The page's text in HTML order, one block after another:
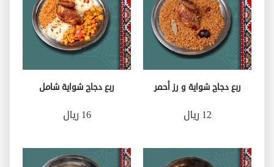
ربع دجاج شواية و رز أحمر
12 ريال
ربع دجاج شواية شامل
16 ريال